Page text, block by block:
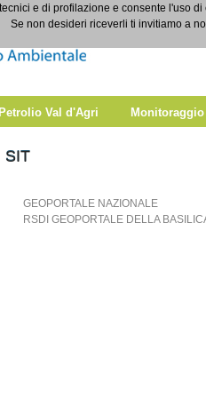
Petrolio Val d'Agri Monitoraggio
SIT
GEOPORTALE NAZIONALE
RSDI GEOPORTALE DELLA
e di profilazione e consente l'uso
Se non desideri riceverli ti invitiamo a